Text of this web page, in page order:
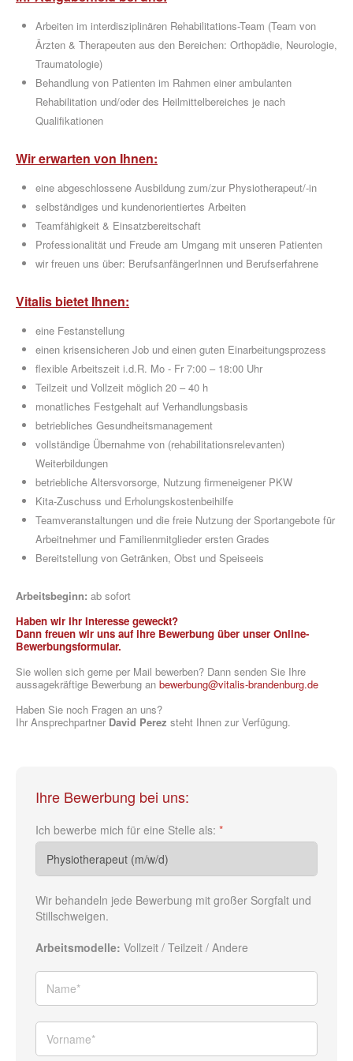
GESUNDHEITSSPORT
MOBY
KIDS
ÜBER UNS
Arbeiten im interdisziplinären Rehabilitations-Team (Team von
Ärzten & Therapeuten aus den Bereichen: Orthopädie, Neurologie,
Traumatologie)
Behandlung von Patienten im Rahmen einer ambulanten
Rehabilitation und/oder des Heilmittelbereiches je nach
Qualifikationen
Wir erwarten von Ihnen:
eine abgeschlossene Ausbildung zum/zur Physiotherapeut/-in
selbständiges und kundenorientiertes Arbeiten
Teamfähigkeit & Einsatzbereitschaft
Professionalität und Freude am Umgang mit unseren Patienten
wir freuen uns über: BerufsanfängerInnen und Berufserfahrene
Vitalis bietet Ihnen:
eine Festanstellung
einen krisensicheren Job und einen guten Einarbeitungsprozess
flexible Arbeitszeit i.d.R. Mo - Fr 7:00 – 18:00 Uhr
Teilzeit und Vollzeit möglich 20 – 40 h
monatliches Festgehalt auf Verhandlungsbasis
betriebliches Gesundheitsmanagement
vollständige Übernahme von (rehabilitationsrelevanten)
Weiterbildungen
betriebliche Altersvorsorge, Nutzung firmeneigener PKW
Kita-Zuschuss und Erholungskostenbeihilfe
Teamveranstaltungen und die freie Nutzung der Sportangebote für
Arbeitnehmer und Familienmitglieder ersten Grades
Bereitstellung von Getränken, Obst und Speiseeis
Arbeitsbeginn: ab sofort
Haben wir Ihr Interesse geweckt?
Dann freuen wir uns auf ihre Bewerbung über unser Online-
Bewerbungsformular.
Sie wollen sich gerne per Mail bewerben? Dann senden Sie Ihre
aussagekräftige Bewerbung an bewerbung@vitalis-brandenburg.de
Haben Sie noch Fragen an uns?
Ihr Ansprechpartner David Perez steht Ihnen zur Verfügung.
Ihre Bewerbung bei uns:
Ich bewerbe mich für eine Stelle als: *
Wir behandeln jede Bewerbung mit großer Sorgfalt und
Stillschweigen.
Arbeitsmodelle: Vollzeit / Teilzeit / Andere